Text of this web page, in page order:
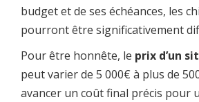
budget et de ses échéances, les
pourront être significativement
Pour être honnête, le prix d’un
peut varier de 5 000€ à plus de
avancer un coût final précis pour